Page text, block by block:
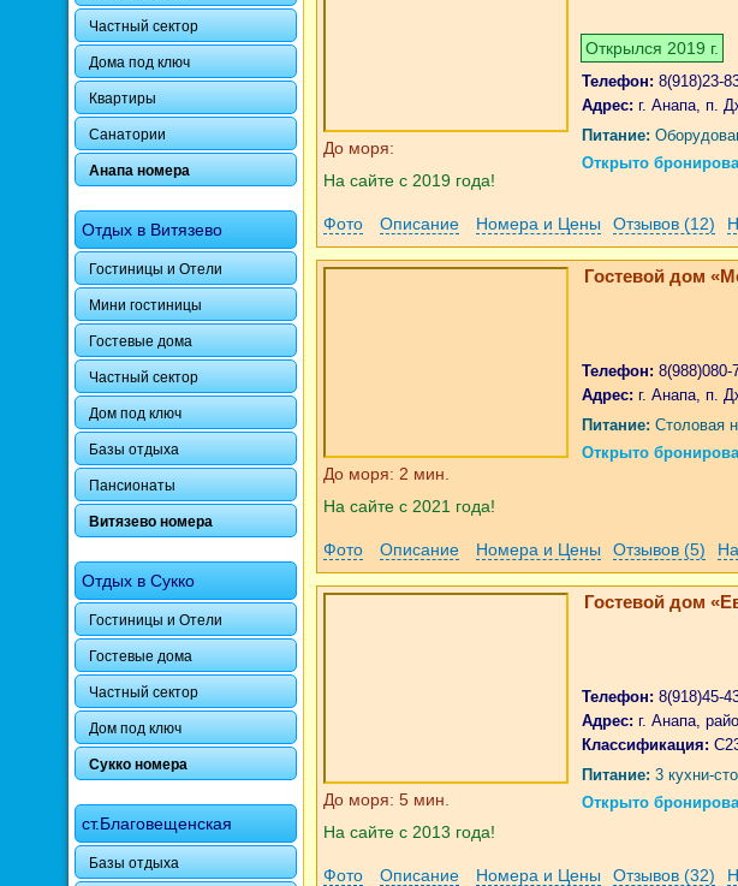
Частный сектор
Дома под ключ
Квартиры
Санатории
Анапа номера
Отдых в Витязево
Гостиницы и Отели
Мини гостиницы
Гостевые дома
Частный сектор
Дом под ключ
Базы отдыха
Пансионаты
Витязево номера
Отдых в Сукко
Гостиницы и Отели
Гостевые дома
Частный сектор
Дом под ключ
Сукко номера
ст.Благовещенская
Базы отдыха
До моря:
На сайте с 2019 года!
Открылся 2019 г.
Телефон: 8(918)23-
Адрес: г. Анапа, п.
Питание:
Открыто
Фото Описание Номера и Цены Отзывов (12)
До моря: 2 мин.
На сайте с 2021 года!
Гостевой дом
Телефон: 8(988)080-
Адрес: г. Анапа, п.
Питание: Столовая
Открыто
Фото Описание Номера и Цены Отзывов (5)
До моря: 5 мин.
На сайте с 2013 года!
Гостевой дом
Телефон: 8(918)45-
Адрес: г. Анапа,
Классификация:
Питание: 3 кухни-
Открыто
Фото Описание Номера и Цены Отзывов (32)